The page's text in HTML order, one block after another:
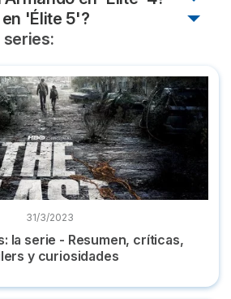
'Élite 5'?
- Resumen, críticas, trailers y
31/3/2023
la serie - Resumen, críticas,
y curiosidades